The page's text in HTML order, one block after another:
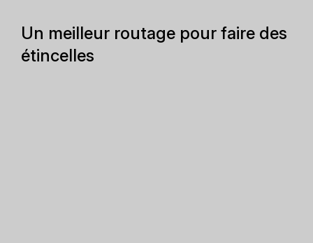
Un meilleur routage pour faire des
étincelles